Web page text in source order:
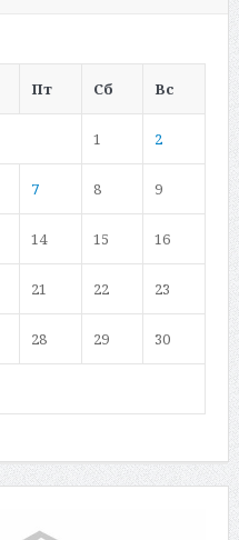
Пт Сб Вс
1 2
7 8 9
14 15 16
21 22 23
28 29 30